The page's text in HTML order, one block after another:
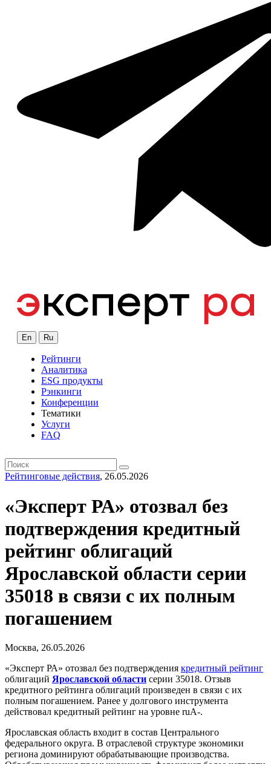
En Ru
Рейтинги
Аналитика
ESG продукты
Рэнкинги
Конференции
Тематики
Услуги
FAQ
Рейтинговые действия, 26.05.2026
«Эксперт РА» отозвал без
подтверждения кредитный
рейтинг облигаций
Ярославской области серии
35018 в связи с их полным
погашением
Москва, 26.05.2026
«Эксперт РА» отозвал без подтверждения кредитный рейтинг
облигаций Ярославской области серии 35018. Отзыв
кредитного рейтинга облигаций произведен в связи с их
полным погашением. Ранее у долгового инструмента
действовал кредитный рейтинг на уровне ruА-.
Ярославская область входит в состав Центрального
федерального округа. В отраслевой структуре экономики
региона доминируют обрабатывающие производства.